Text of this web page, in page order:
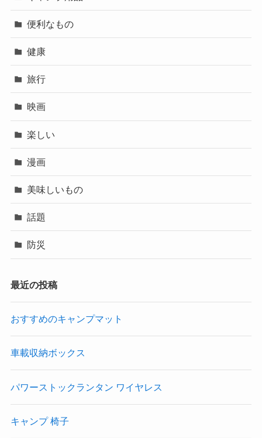
便利なもの
健康
旅行
映画
楽しい
漫画
美味しいもの
話題
防災
最近の投稿
おすすめのキャンプマット
車載収納ボックス
パワーストックランタン ワイヤレス
キャンプ 椅子